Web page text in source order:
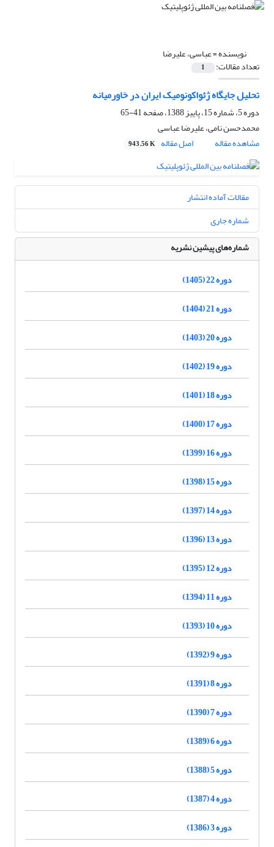
نویسنده =عباسی، علیرضا
تعداد مقالات: 1
تحلیل جایگاه ژئواکونومیک ایران در خاورمیانه
دوره 5، شماره 15، پاییز 1388، صفحه
41-65
محمدحسن نامی، علیرضا عباسی
مشاهده مقاله
اصل مقاله 943.56 K
مقالات آماده انتشار
شماره جاری
شماره‌های پیشین نشریه
دوره 22 (1405)
دوره 21 (1404)
دوره 20 (1403)
دوره 19 (1402)
دوره 18 (1401)
دوره 17 (1400)
دوره 16 (1399)
دوره 15 (1398)
دوره 14 (1397)
دوره 13 (1396)
دوره 12 (1395)
دوره 11 (1394)
دوره 10 (1393)
دوره 9 (1392)
دوره 8 (1391)
دوره 7 (1390)
دوره 6 (1389)
دوره 5 (1388)
دوره 4 (1387)
دوره 3 (1386)